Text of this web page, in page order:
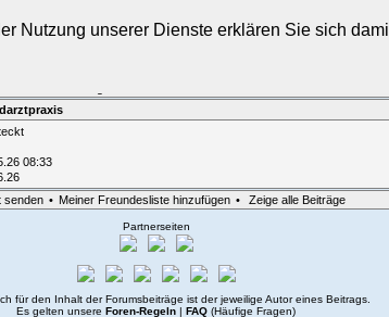
Nutzung unserer Dienste erklären Sie sich
08:33
senden • Meiner Freundesliste hinzufügen • Zeige alle Beiträge
Partnerseiten
für den Inhalt der Forumsbeiträge ist der jeweilige Autor eines Beitrags.
Es gelten unsere Foren-Regeln FAQ (Häufige Fragen)